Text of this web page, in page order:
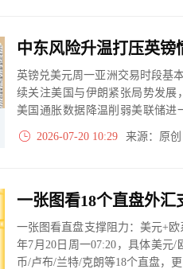
英镑兑美元周一亚洲交易时段基
续关注美国与伊朗紧张局势发展
美国通胀数据降温削弱美联储进
资者将等待英国就业报告，以寻
2026-07-20 10:29 来源：原
一张图看直盘支撑阻力：美元+
年7月20日周一07:20，具体美元
币/卢布/兰特/克朗等18个直盘，